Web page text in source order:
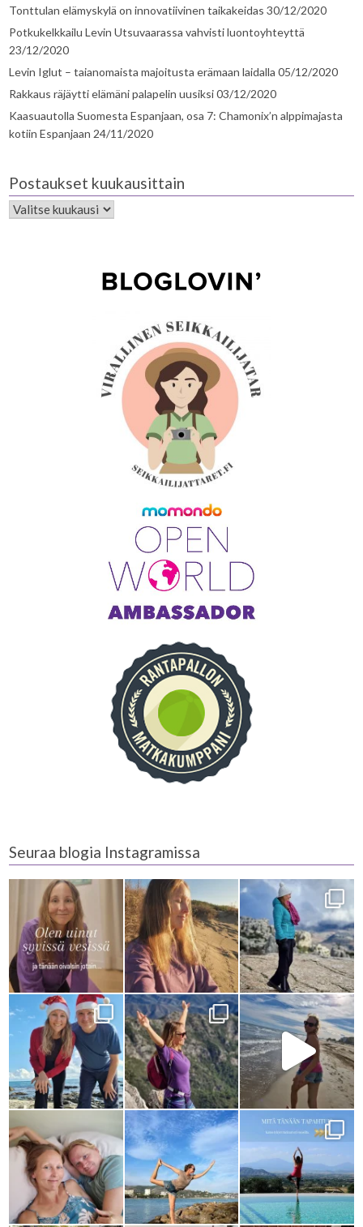
Tonttulan elämyskylä on innovatiivinen taikakeidas 30/12/2020
Potkukelkkailu Levin Utsuvaarassa vahvisti luontoyhteyttä
23/12/2020
Levin Iglut – taianomaista majoitusta erämaan laidalla 05/12/2020
Rakkaus räjäytti elämäni palapelin uusiksi03/12/2020
Kaasuautolla Suomesta Espanjaan, osa 7: Chamonix’n alppimajasta
kotiin Espanjaan 24/11/2020
Postaukset kuukausittain
Seuraa blogia Instagramissa